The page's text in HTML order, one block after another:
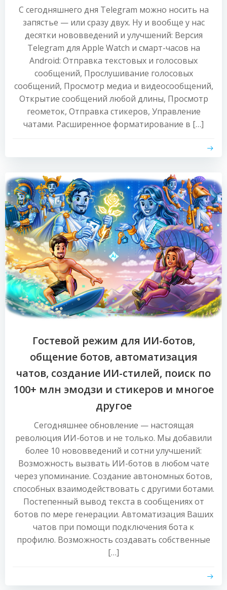
С сегодняшнего дня Telegram можно носить на
запястье — или сразу двух. Ну и вообще у нас
десятки нововведений и улучшений: Версия
Telegram для Apple Watch и смарт-часов на
Android: Отправка текстовых и голосовых
сообщений, Прослушивание голосовых
сообщений, Просмотр медиа и видеосообщений,
Открытие сообщений любой длины, Просмотр
геометок, Отправка стикеров, Управление
чатами. Расширенное форматирование в […]
Гостевой режим для ИИ-ботов,
общение ботов, автоматизация
чатов, создание ИИ-стилей, поиск по
100+ млн эмодзи и стикеров и многое
другое
Сегодняшнее обновление — настоящая
революция ИИ-ботов и не только. Мы добавили
более 10 нововведений и сотни улучшений:
Возможность вызвать ИИ-ботов в любом чате
через упоминание. Создание автономных ботов,
способных взаимодействовать с другими ботами.
Постепенный вывод текста в сообщениях от
ботов по мере генерации. Автоматизация Ваших
чатов при помощи подключения бота к
профилю. Возможность создавать собственные
[…]